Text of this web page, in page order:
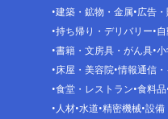
建築・鉱物・金属 広告
持ち帰り・デリバリー
書籍・文房具・がん具
床屋・美容院 情報通信
食堂・レストラン 食料品
人材 水道 精密機械 設備